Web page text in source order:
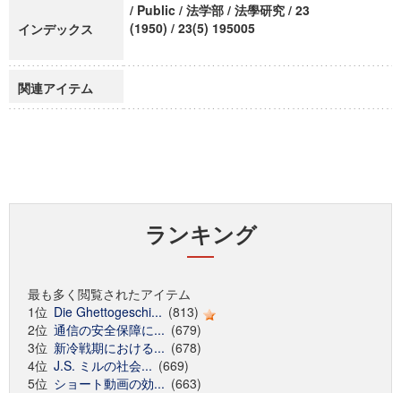
インデックス
/ Public / 法学部 / 法學研究 / 23
(1950) / 23(5) 195005
関連アイテム
ランキング
最も多く閲覧されたアイテム
1位 Die Ghettogeschi... (813)
2位 通信の安全保障に... (679)
3位 新冷戦期における... (678)
4位 J.S. ミルの社会... (669)
5位 ショート動画の効... (663)